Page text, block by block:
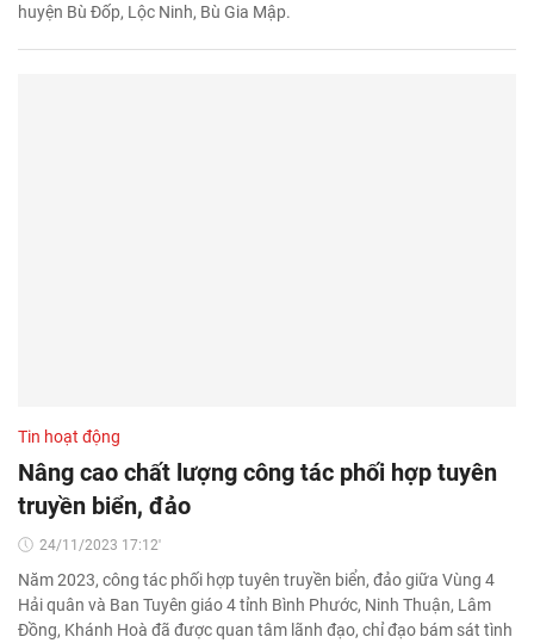
huyện Bù Đốp, Lộc Ninh, Bù Gia Mập.
Tin hoạt động
Nâng cao chất lượng công tác phối hợp tuyên
truyền biển, đảo
24/11/2023 17:12'
Năm 2023, công tác phối hợp tuyên truyền biển, đảo giữa Vùng 4
Hải quân và Ban Tuyên giáo 4 tỉnh Bình Phước, Ninh Thuận, Lâm
Đồng, Khánh Hoà đã được quan tâm lãnh đạo, chỉ đạo bám sát tình